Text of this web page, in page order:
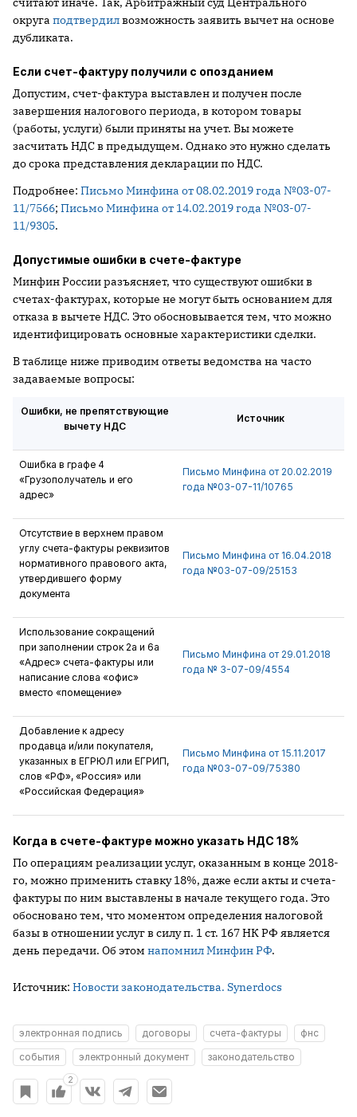
округа подтвердилвозможность заявить вычет на основе
дубликата.
Если счет-фактуру получили с опозданием
Допустим, счет-фактура выставлен и получен после
завершения налогового периода, в котором товары
(работы, услуги) были приняты на учет. Вы можете
засчитать НДС в предыдущем. Однако это нужно сделать
до срока представления декларации по НДС.
Подробнее: Письмо Минфина от 08.02.2019 года №03-07-
11/7566; Письмо Минфина от 14.02.2019 года №03-07-
11/9305.
Допустимые ошибки в счете-фактуре
Минфин России разъясняет, что существуют ошибки в
счетах-фактурах, которые не могут быть основанием для
отказа в вычете НДС. Это обосновывается тем, что можно
идентифицировать основные характеристики сделки.
В таблице ниже приводим ответы ведомства на часто
задаваемые вопросы:
Ошибки, не препятствующие
вычету НДС
Источник
Ошибка в графе 4
«Грузополучатель и его
адрес»
Письмо Минфина от 20.02.2019
года №03-07-11/10765
Отсутствие в верхнем правом
углу счета-фактуры реквизитов
нормативного правового акта,
утвердившего форму
документа
Письмо Минфина от 16.04.2018
года №03-07-09/25153
Использование сокращений
при заполнении строк 2а и 6а
«Адрес» счета-фактуры или
написание слова «офис»
вместо «помещение»
Письмо Минфина от 29.01.2018
года № 3-07-09/4554
Добавление к адресу
продавца и/или покупателя,
указанных в ЕГРЮЛ или ЕГРИП,
слов «РФ», «Россия» или
«Российская Федерация»
Письмо Минфина от 15.11.2017
года №03-07-09/75380
Когда в счете-фактуре можно указать НДС 18%
По операциям реализации услуг, оказанным в конце 2018-
го, можно применить ставку 18%, даже если акты и счета-
фактуры по ним выставлены в начале текущего года. Это
обосновано тем, что моментом определения налоговой
базы в отношении услуг в силу п. 1 ст. 167 НК РФ является
день передачи. Об этом напомнил Минфин РФ.
Источник: Новости законодательства. Synerdocs
электронная подпись договоры счета-фактуры
фнс
события
электронный документ законодательство
2